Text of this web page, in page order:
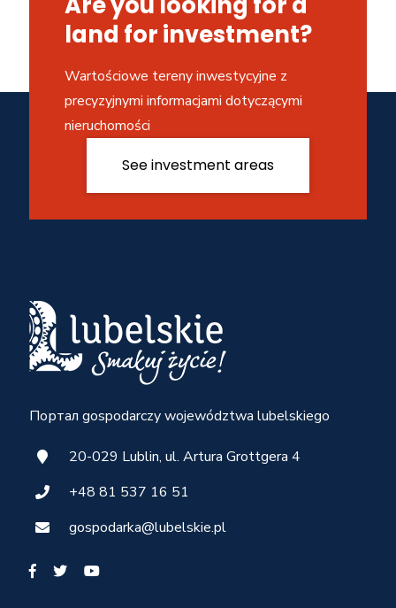
land for investment?
Wartościowe tereny inwestycyjne z
precyzyjnymi informacjami dotyczącymi
nieruchomości
See investment areas
Портал gospodarczy województwa lubelskiego
20-029 Lublin, ul. Artura Grottgera 4
+48 81 537 16 51
gospodarka@lubelskie.pl